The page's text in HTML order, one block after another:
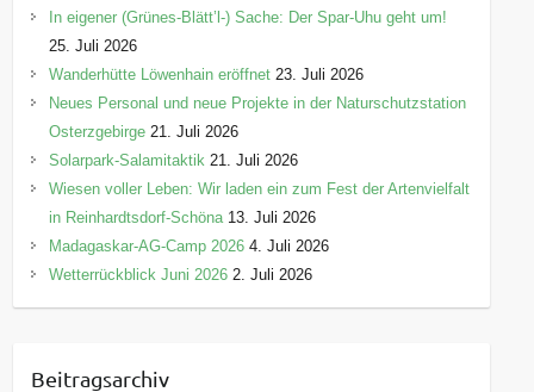
In eigener (Grünes-Blätt’l-) Sache: Der Spar-Uhu geht um!
25. Juli 2026
Wanderhütte Löwenhain eröffnet 23. Juli 2026
Neues Personal und neue Projekte in der Naturschutzstation
Osterzgebirge 21. Juli 2026
Solarpark-Salamitaktik 21. Juli 2026
Wiesen voller Leben: Wir laden ein zum Fest der Artenvielfalt
in Reinhardtsdorf-Schöna 13. Juli 2026
Madagaskar-AG-Camp 2026 4. Juli 2026
Wetterrückblick Juni 2026 2. Juli 2026
Beitragsarchiv